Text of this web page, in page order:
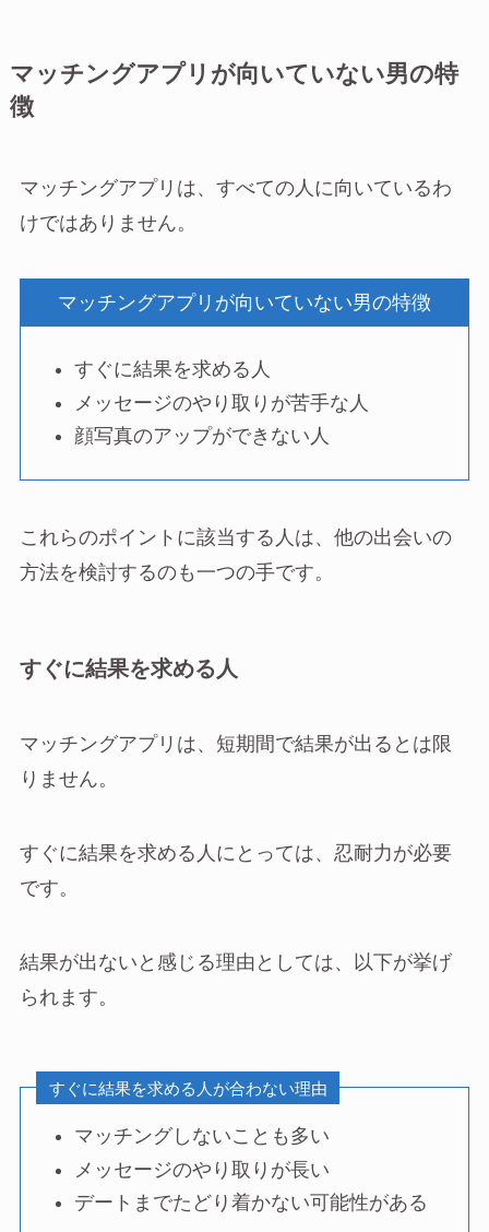
マッチングアプリが向いていない男の特
徴
マッチングアプリは、すべての人に向いているわ
けではありません。
マッチングアプリが向いていない男の特徴
すぐに結果を求める人
メッセージのやり取りが苦手な人
顔写真のアップができない人
これらのポイントに該当する人は、他の出会いの
方法を検討するのも一つの手です。
すぐに結果を求める人
マッチングアプリは、短期間で結果が出るとは限
りません。
すぐに結果を求める人にとっては、忍耐力が必要
です。
結果が出ないと感じる理由としては、以下が挙げ
られます。
すぐに結果を求める人が合わない理由
マッチングしないことも多い
メッセージのやり取りが長い
デートまでたどり着かない可能性がある